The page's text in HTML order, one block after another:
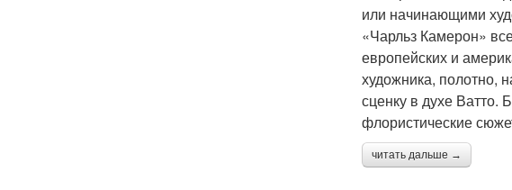
или начинающими
«Чарльз Камерон»
европейских и
художника, полотно,
сценку в духе
флористические
читать дальше →